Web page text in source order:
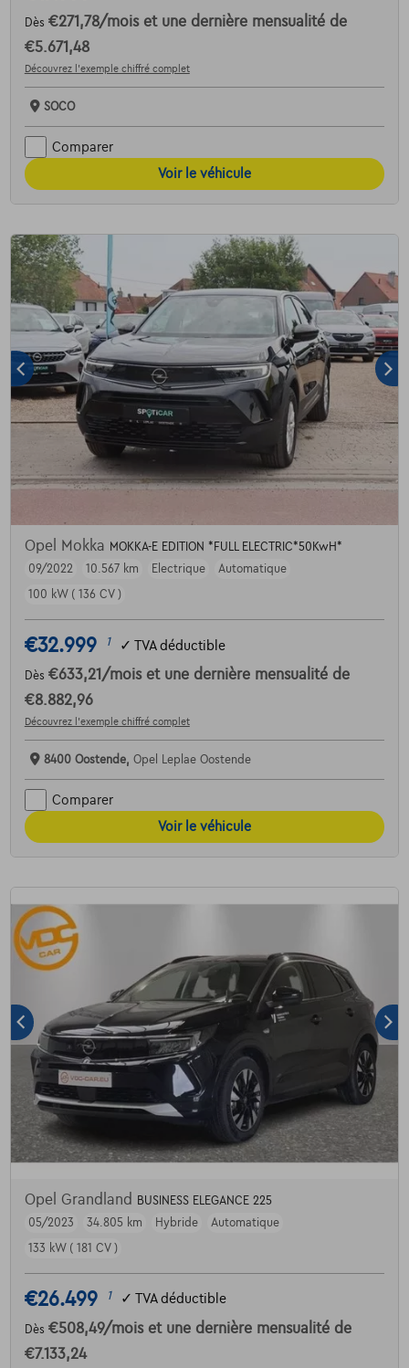
Dès €271,78/mois et une dernière mensualité de
€5.671,48
Découvrez l’exemple chiffré complet
SOCO
Comparer
Voir le véhicule
Opel Mokka MOKKA-E EDITION *FULL ELECTRIC*50KwH*
09/2022
10.567 km Electrique
Automatique
100 kW ( 136 CV )
€32.999 1 ✓ TVA déductible
Dès €633,21 /mois et une dernière mensualité de
€8.882,96
Découvrez l’exemple chiffré complet
8400 Oostende, Opel Leplae Oostende
Comparer
Voir le véhicule
Opel Grandland
BUSINESS ELEGANCE 225
05/2023
34.805 km Hybride
Automatique
133 kW ( 181 CV )
€26.499 1 ✓ TVA déductible
Dès €508,49/mois et une dernière mensualité de
€7.133,24